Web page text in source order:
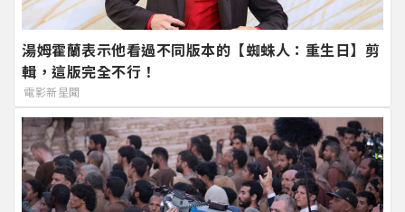
湯姆霍蘭表示他看過不同版本的【蜘蛛人：重生日】剪
輯，這版完全不行！
電影新星聞